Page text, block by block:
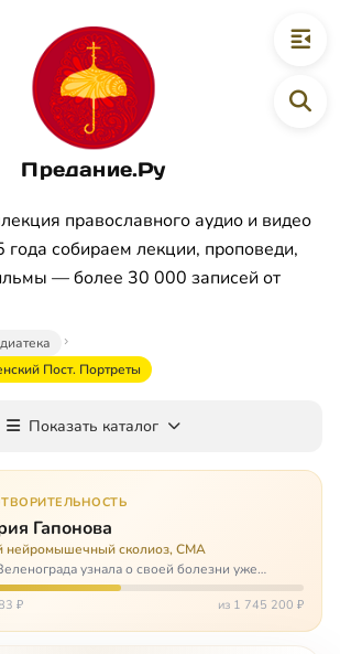
Предание.Ру
православного аудио и видео
года собираем лекции, проповеди,
— более 30 000 записей от
Пост. Портреты
Показать каталог
Гапонова
нейромышечный сколиоз, СМА
узнала о своей болезни уже
возрасте. Ей пришлось
к инвалидной коляске и сильнейшему
₽ из 1 745 200 ₽